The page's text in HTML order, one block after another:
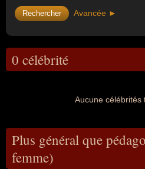
Avancée ►
0 célébrité
Aucune célébrités
Plus général que
femme)